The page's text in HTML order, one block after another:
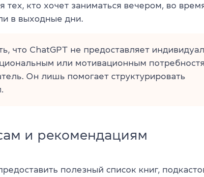
тех, кто хочет заниматься вечером, во
в выходные дни.
что ChatGPT не предоставляет
или мотивационным
Он лишь помогает структурировать
и рекомендациям
полезный список книг,